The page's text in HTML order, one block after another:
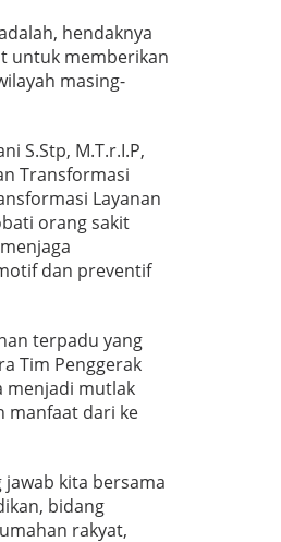
hendaknya
untuk memberikan
masing-
S.Stp, M.T.r.I.P,
Transformasi
Layanan
orang sakit
dan preventif
terpadu yang
Tim Penggerak
menjadi mutlak
manfaat dari ke
kita bersama
bidang
rakyat,